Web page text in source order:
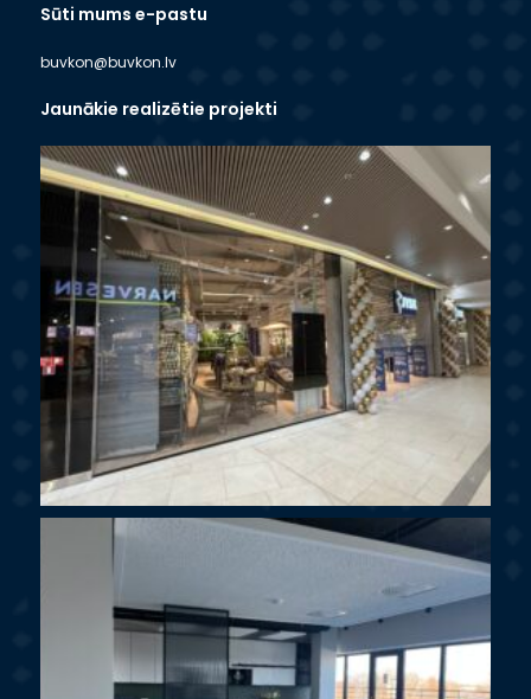
Sūti mums e-pastu
buvkon@buvkon.lv
Jaunākie realizētie projekti